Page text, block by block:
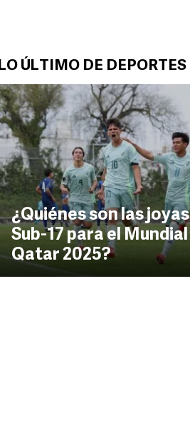
LO ÚLTIMO DE DEPORTES
¿Quiénes son las
Sub-17 para el
Qatar 2025?